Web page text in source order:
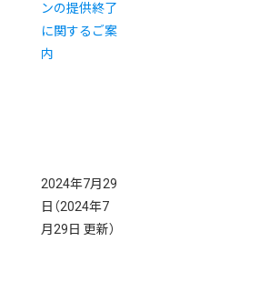
ンの提供終了
に関するご案
内
2024年7月29
日 （2024年7
月29日 更新）